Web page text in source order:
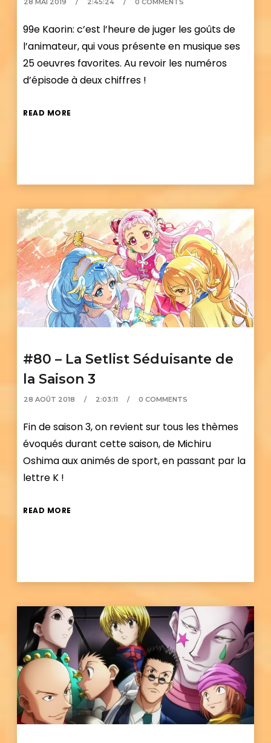
28 MAI 2019 2:45:24 0 COMMENTS
99e Kaorin: c’est l’heure de juger les goûts de
l’animateur, qui vous présente en musique ses
25 oeuvres favorites. Au revoir les numéros
d’épisode à deux chiffres !
READ MORE
#80 – La Setlist Séduisante de
la Saison 3
28 AOÛT 2018 2:03:11 0 COMMENTS
Fin de saison 3, on revient sur tous les thèmes
évoqués durant cette saison, de Michiru
Oshima aux animés de sport, en passant par la
lettre K !
READ MORE